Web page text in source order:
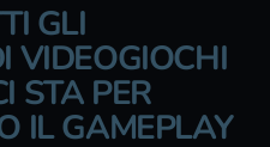
GLI
VIDEOGIOCHI
STA PER
IL GAMEPLAY